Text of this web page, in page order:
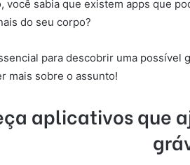
você sabia que existem apps que
do seu corpo?
para descobrir uma possível
mais sobre o assunto!
aplicativos que